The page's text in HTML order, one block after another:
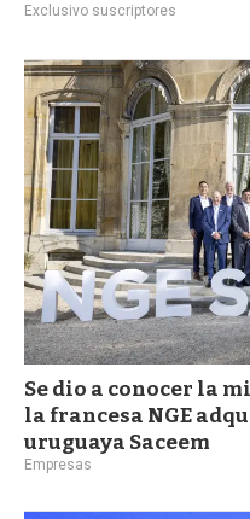
Exclusivo suscriptores
Se dio a conocer la
la francesa NGE
uruguaya Saceem
Empresas